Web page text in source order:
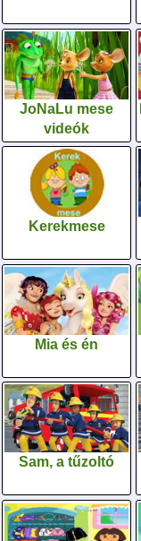
JoNaLu mese
videók
Kerekmese
Mia és én
Sam, a tűzoltó